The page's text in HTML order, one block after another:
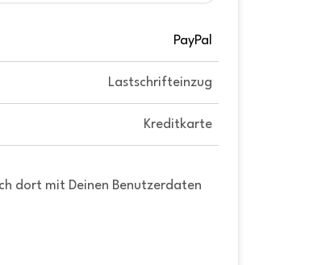
PayPal
Lastschrifteinzug
Kreditkarte
dort mit Deinen Benutzerdaten